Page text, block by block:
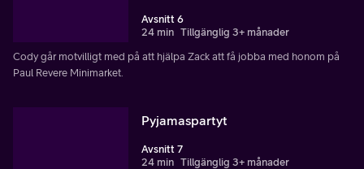
Avsnitt 6
24 min Tillgänglig 3+ månader
Cody går motvilligt med på att hjälpa Zack att få jobba med honom på
Paul Revere Minimarket.
Pyjamaspartyt
Avsnitt 7
24 min Tillgänglig 3+ månader